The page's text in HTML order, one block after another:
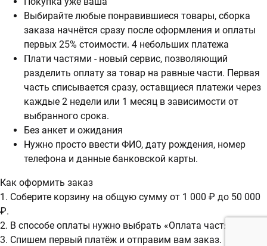
Выбирайте любые понравившиеся товары, сборка
заказа начнётся сразу после оформления и оплаты
первых 25% стоимости. 4 небольших платежа
Плати частями - новый сервис, позволяющий
разделить оплату за товар на равные части. Первая
часть списывается сразу, оставщиеся платежи через
каждые 2 недели или 1 месяц в зависимости от
выбранного срока.
Без анкет и ожидания
Нужно просто ввести ФИО, дату рождения, номер
телефона и данные банковской карты.
Как оформить заказ
1. Соберите корзину на общую сумму от 1 000 ₽ до 50 000
₽.
2. В способе оплаты нужно выбрать «Оплата частями».
3. Спишем первый платёж и отправим вам заказ.